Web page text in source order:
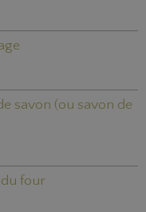
savon (ou savon de
four